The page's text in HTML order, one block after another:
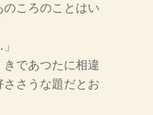
ころのことはい
であつたに相違
さうな題だとお